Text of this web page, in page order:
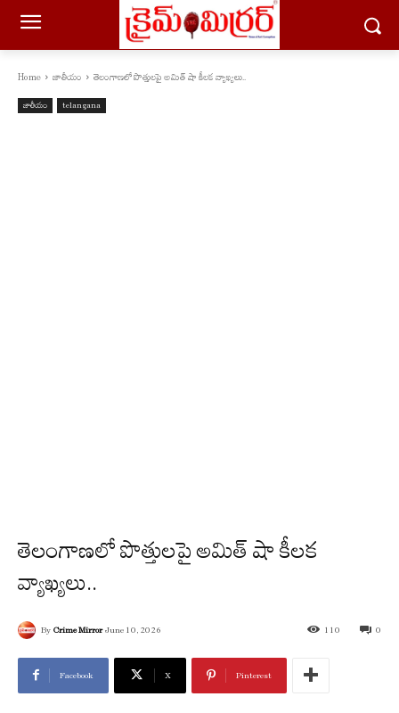
Home జాతీయం తెలంగాణలో పొత్తులపై అమిత్ షా కీలక వ్యాఖ్యలు..
జాతీయం telangana
తెలంగాణలో పొత్తులపై అమిత్ షా కీలక
వ్యాఖ్యలు..
By Crime Mirror June 10, 2026 0
110
Facebook X Pinterest